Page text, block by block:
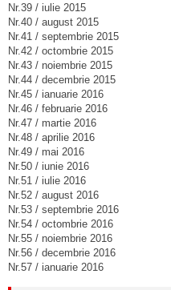
Nr.39 / iulie 2015
Nr.40 / august 2015
Nr.41 / septembrie 2015
Nr.42 / octombrie 2015
Nr.43 / noiembrie 2015
Nr.44 / decembrie 2015
Nr.45 / ianuarie 2016
Nr.46 / februarie 2016
Nr.47 / martie 2016
Nr.48 / aprilie 2016
Nr.49 / mai 2016
Nr.50 / iunie 2016
Nr.51 / iulie 2016
Nr.52 / august 2016
Nr.53 / septembrie 2016
Nr.54 / octombrie 2016
Nr.55 / noiembrie 2016
Nr.56 / decembrie 2016
Nr.57 / ianuarie 2016